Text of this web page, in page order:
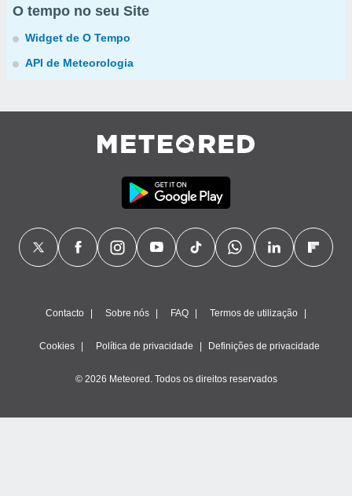
O tempo no seu Site
Widget de O Tempo
API de Meteorologia
Contacto Sobre nós FAQ Termos de utilização
Cookies Política de privacidade Definições de privacidade
© 2026 Meteored. Todos os direitos reservados